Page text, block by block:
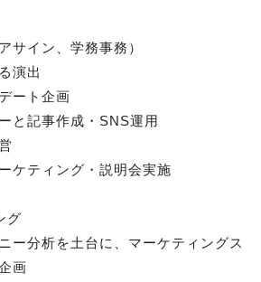
サイン、学務事務）
演出
ート企画
と記事作成・SNS運用
ケティング・説明会実施
グ
ー分析を土台に、マーケティングス
画